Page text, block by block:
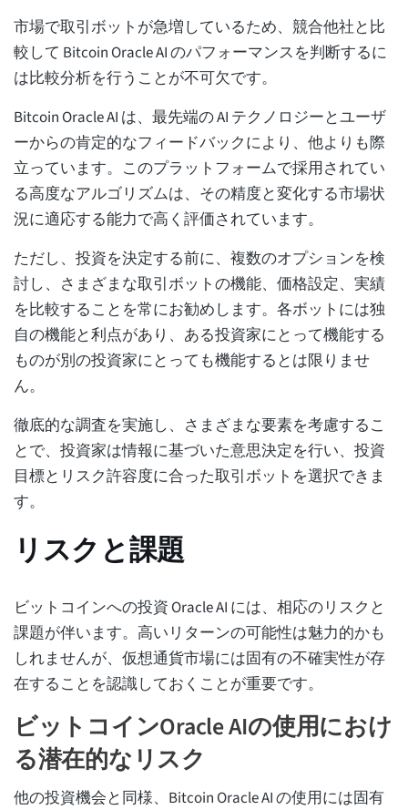
市場で取引ボットが急増しているため、競合他社と比
較して Bitcoin Oracle AI のパフォーマンスを判断するに
は比較分析を行うことが不可欠です。
Bitcoin Oracle AI は、最先端の AI テクノロジーとユーザ
ーからの肯定的なフィードバックにより、他よりも際
立っています。このプラットフォームで採用されてい
る高度なアルゴリズムは、その精度と変化する市場状
況に適応する能力で高く評価されています。
ただし、投資を決定する前に、複数のオプションを検
討し、さまざまな取引ボットの機能、価格設定、実績
を比較することを常にお勧めします。各ボットには独
自の機能と利点があり、ある投資家にとって機能する
ものが別の投資家にとっても機能するとは限りませ
ん。
徹底的な調査を実施し、さまざまな要素を考慮するこ
とで、投資家は情報に基づいた意思決定を行い、投資
目標とリスク許容度に合った取引ボットを選択できま
す。
リスクと課題
ビットコインへの投資 Oracle AI には、相応のリスクと
課題が伴います。高いリターンの可能性は魅力的かも
しれませんが、仮想通貨市場には固有の不確実性が存
在することを認識しておくことが重要です。
ビットコインOracle AIの使用におけ
る潜在的なリスク
他の投資機会と同様、Bitcoin Oracle AI の使用には固有